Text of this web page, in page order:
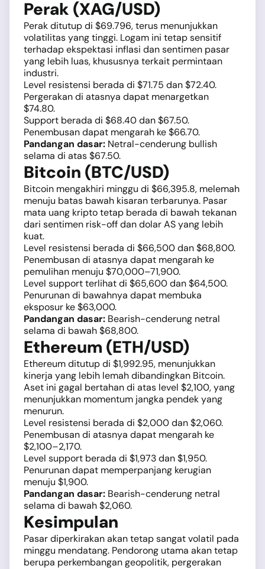
Perak (XAG/USD)
Perak ditutup di $69.796, terus menunjukkan
volatilitas yang tinggi. Logam ini tetap sensitif
terhadap ekspektasi inflasi dan sentimen pasar
yang lebih luas, khususnya terkait permintaan
industri.
Level resistensi berada di $71.75 dan $72.40.
Pergerakan di atasnya dapat menargetkan
$74.80.
Support berada di $68.40 dan $67.50.
Penembusan dapat mengarah ke $66.70.
Pandangan dasar: Netral-cenderung bullish
selama di atas $67.50.
Bitcoin (BTC/USD)
Bitcoin mengakhiri minggu di $66,395.8, melemah
menuju batas bawah kisaran terbarunya. Pasar
mata uang kripto tetap berada di bawah tekanan
dari sentimen risk-off dan dolar AS yang lebih
kuat.
Level resistensi berada di $66,500 dan $68,800.
Penembusan di atasnya dapat mengarah ke
pemulihan menuju $70,000–71,900.
Level support terlihat di $65,600 dan $64,500.
Penurunan di bawahnya dapat membuka
eksposur ke $63,000.
Pandangan dasar: Bearish-cenderung netral
selama di bawah $68,800.
Ethereum (ETH/USD)
Ethereum ditutup di $1,992.95, menunjukkan
kinerja yang lebih lemah dibandingkan Bitcoin.
Aset ini gagal bertahan di atas level $2,100, yang
menunjukkan momentum jangka pendek yang
menurun.
Level resistensi berada di $2,000 dan $2,060.
Penembusan di atasnya dapat mengarah ke
$2,100–2,170.
Level support berada di $1,973 dan $1,950.
Penurunan dapat memperpanjang kerugian
menuju $1,900.
Pandangan dasar: Bearish-cenderung netral
selama di bawah $2,060.
Kesimpulan
Pasar diperkirakan akan tetap sangat volatil pada
minggu mendatang. Pendorong utama akan tetap
berupa perkembangan geopolitik, pergerakan